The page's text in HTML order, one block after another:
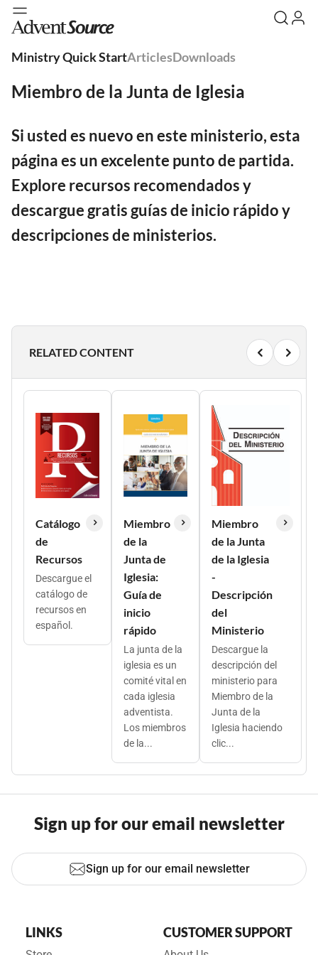
Ministry Quick StartArticlesDownloads
Miembro de la Junta de Iglesia
Si usted es nuevo en este ministerio, esta
página es un excelente punto de partida.
Explore recursos recomendados y
descargue gratis guías de inicio rápido y
descripciones de ministerios.
RELATED CONTENT
Catálogo
de
Recursos
Descargue el
catálogo de
recursos en
español.
Miembro
de la
Junta de
Iglesia:
Guía de
inicio
rápido
La junta de la
iglesia es un
comité vital en
cada iglesia
adventista.
Los miembros
de la...
Miembro
de la Junta
de la Iglesia
-
Descripción
del
Ministerio
Descargue la
descripción del
ministerio para
Miembro de la
Junta de la
Iglesia haciendo
clic...
Sign up for our email newsletter
Sign up for our email newsletter
LINKS CUSTOMER SUPPORT